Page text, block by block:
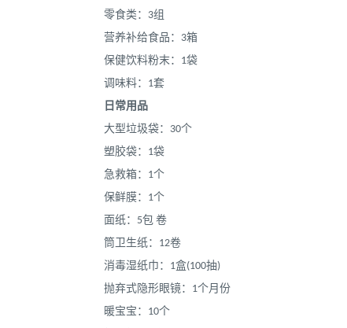
零食类：3组
营养补给食品：3箱
保健饮料粉末：1袋
调味料：1套
日常用品
大型垃圾袋：30个
塑胶袋：1袋
急救箱：1个
保鲜膜：1个
面纸：5包 卷
筒卫生纸：12卷
消毒湿纸巾：1盒(100抽)
抛弃式隐形眼镜：1个月份
暖宝宝：10个